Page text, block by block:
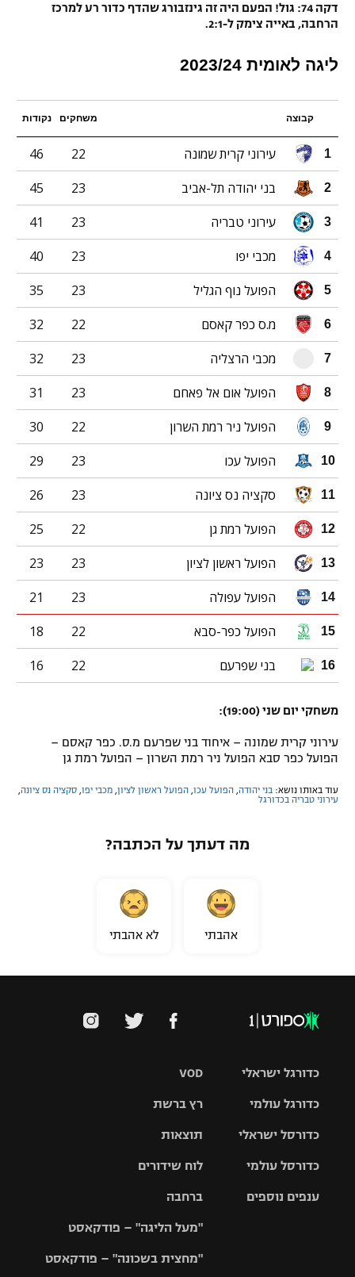
דקה 74: גול! הפעם היה זה גינזבורג שהדף כדור רע למרכז
הרחבה, באייה צימק ל-2:1.
ליגה לאומית 2023/24
קבוצה משחקים נקודות
1 עירוני קרית שמונה 22
46
2 בני יהודה תל-אביב 23
45
3 עירוני טבריה 23
41
4 מכבי יפו 23
40
5 הפועל נוף הגליל 23
35
6 מ.ס כפר קאסם 22
32
7 מכבי הרצליה 23
32
8 הפועל אום אל פאחם 23
31
9 הפועל ניר רמת השרון 22
30
10 הפועל עכו 23
29
11 סקציה נס ציונה 23
26
12 הפועל רמת גן 22
25
13 הפועל ראשון לציון 23
23
14 הפועל עפולה 23
21
15 הפועל כפר-סבא 22
18
16 בני שפרעם 22
16
משחקי יום שני (19:00):
עירוני קרית שמונה – איחוד בני שפרעם מ.ס. כפר קאסם –
הפועל כפר סבא הפועל ניר רמת השרון – הפועל רמת גן
עוד באותו נושא: בני יהודה הפועל עכו הפועל ראשון לציון מכבי יפו סקציה נס ציונה
עירוני טבריה בכדורגל
מה דעתך על הכתבה?
אהבתי לא אהבתי
VOD
רץ ברשת
תוצאות
לוח שידורים
ברחבה
"מעל הליגה" – פודקאסט
"מחצית בשכונה" – פודקאסט
כדורגל ישראלי
גביע הטוטו
כדורגל עולמי
האלופות
ליגה
כדורסל ישראלי
סל
כדורסל עולמי
ענפים נוספים